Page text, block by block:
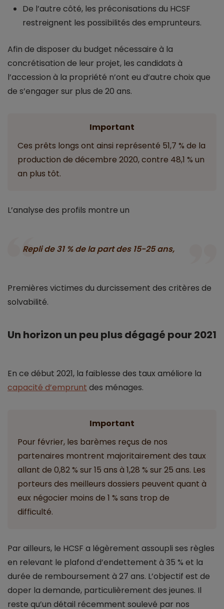
De l’autre côté, les préconisations du HCSF
restreignent les possibilités des emprunteurs.
Afin de disposer du budget nécessaire à la
concrétisation de leur projet, les candidats à
l’accession à la propriété n’ont eu d’autre choix que
de s’engager sur plus de 20 ans.
Important
Ces prêts longs ont ainsi représenté 51,7 % de la
production de décembre 2020, contre 48,1 % un
an plus tôt.
L’analyse des profils montre un
Repli de 31 % de la part des 15-25 ans,
Premières victimes du durcissement des critères de
solvabilité.
Un horizon un peu plus dégagé pour 2021
En ce début 2021, la faiblesse des taux améliore la
capacité d’emprunt des ménages.
Important
Pour février, les barèmes reçus de nos
partenaires montrent majoritairement des taux
allant de 0,82 % sur 15 ans à 1,28 % sur 25 ans. Les
porteurs des meilleurs dossiers peuvent quant à
eux négocier moins de 1 % sans trop de
difficulté.
Par ailleurs, le HCSF a légèrement assoupli ses règles
en relevant le plafond d’endettement à 35 % et la
durée de remboursement à 27 ans. L’objectif est de
doper la demande, particulièrement des jeunes. Il
reste qu’un détail récemment soulevé par nos